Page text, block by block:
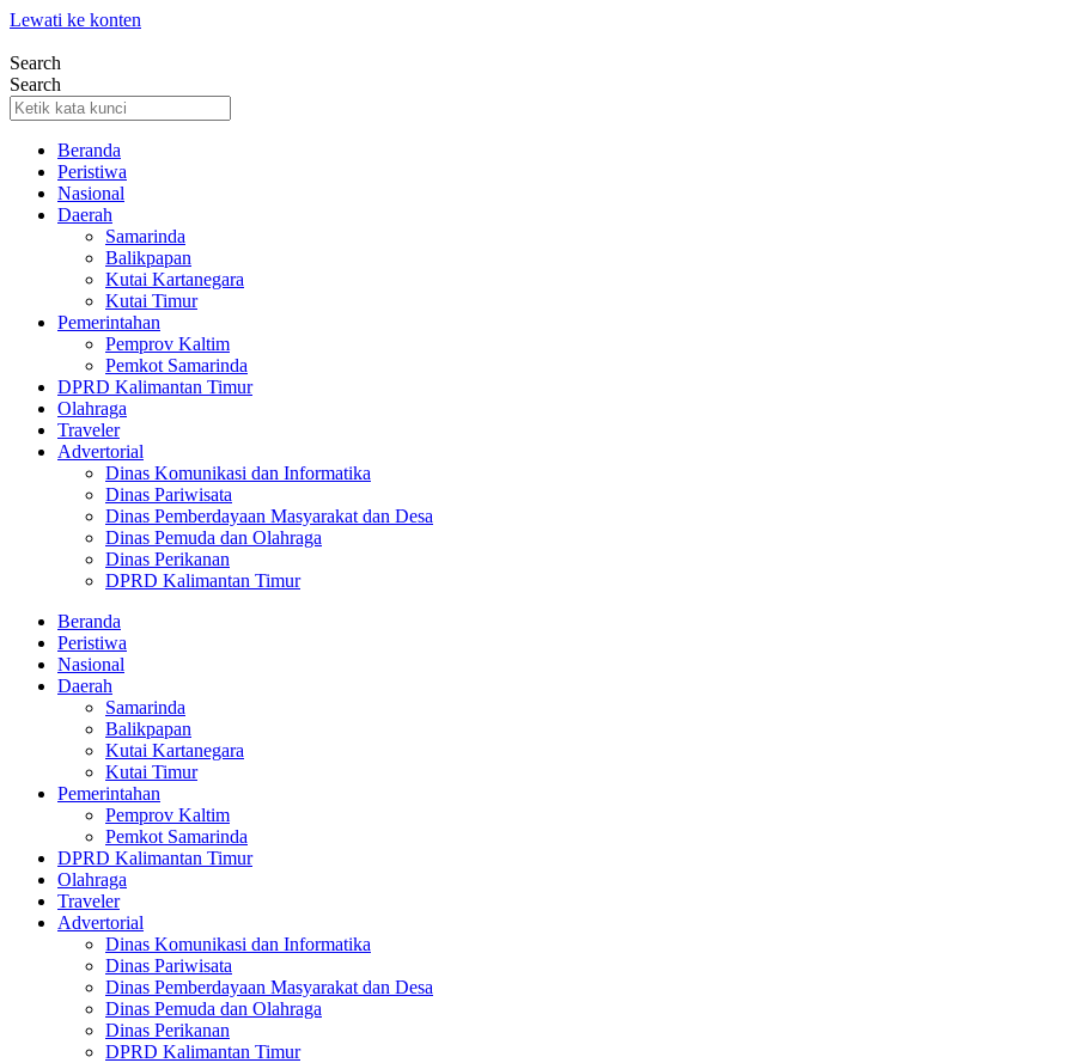
Lewati ke konten
Search
Search
Beranda
Peristiwa
Nasional
Daerah
Samarinda
Balikpapan
Kutai Kartanegara
Kutai Timur
Pemerintahan
Pemprov Kaltim
Pemkot Samarinda
DPRD Kalimantan Timur
Olahraga
Traveler
Advertorial
Dinas Komunikasi dan Informatika
Dinas Pariwisata
Dinas Pemberdayaan Masyarakat dan Desa
Dinas Pemuda dan Olahraga
Dinas Perikanan
DPRD Kalimantan Timur
Beranda
Peristiwa
Nasional
Daerah
Samarinda
Balikpapan
Kutai Kartanegara
Kutai Timur
Pemerintahan
Pemprov Kaltim
Pemkot Samarinda
DPRD Kalimantan Timur
Olahraga
Traveler
Advertorial
Dinas Komunikasi dan Informatika
Dinas Pariwisata
Dinas Pemberdayaan Masyarakat dan Desa
Dinas Pemuda dan Olahraga
Dinas Perikanan
DPRD Kalimantan Timur